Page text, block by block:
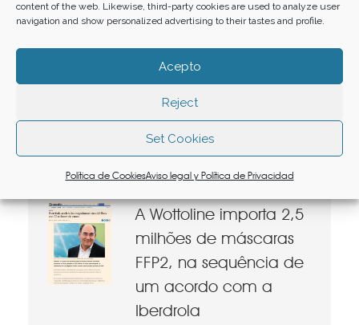
content of the web. Likewise, third-party cookies are used to analyze user
navigation and show personalized advertising to their tastes and profile.
Acepto
Reject
Set Cookies
Política de CookiesAviso legal y Política de Privacidad
#EuColaborodesdeCasa
Noticias 18 Fevereiro 2021
COLABORE AQUI!
A Wottoline importa 2,5
milhões de máscaras
FFP2, na sequência de
um acordo com a
Iberdrola